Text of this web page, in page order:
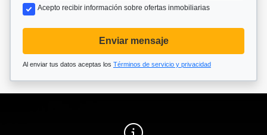
Acepto recibir información sobre ofertas inmobiliarias
Enviar mensaje
Al enviar tus datos aceptas los Términos de servicio y privacidad